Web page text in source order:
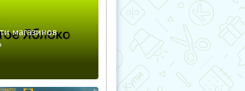
магазинов